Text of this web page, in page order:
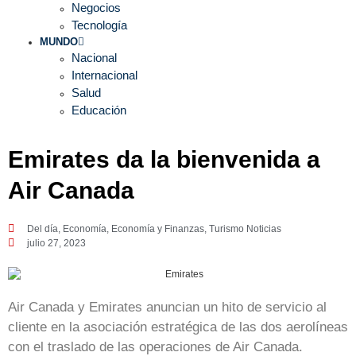
Negocios
Tecnología
MUNDO
Nacional
Internacional
Salud
Educación
Emirates da la bienvenida a
Air Canada
Del día, Economía, Economía y Finanzas, Turismo Noticias
julio 27, 2023
Air Canada y Emirates anuncian un hito de servicio al
cliente en la asociación estratégica de las dos aerolíneas
con el traslado de las operaciones de Air Canada.